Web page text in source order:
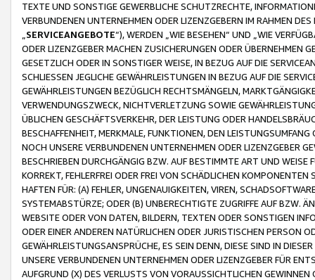
TEXTE UND SONSTIGE GEWERBLICHE SCHUTZRECHTE,
VERBUNDENEN UNTERNEHMEN ODER LIZENZGEBERN IM RAHMEN
SERVICEANGEBOTE“), WERDEN „WIE BESEHEN“ UND „WIE
ODER LIZENZGEBER MACHEN ZUSICHERUNGEN ODER ÜBERNEHMEN
GESETZLICH ODER IN SONSTIGER WEISE, IN BEZUG AUF DIE
SCHLIESSEN JEGLICHE GEWÄHRLEISTUNGEN IN BEZUG AUF DIE
GEWÄHRLEISTUNGEN BEZÜGLICH RECHTSMÄNGELN,
VERWENDUNGSZWECK, NICHTVERLETZUNG SOWIE
ÜBLICHEN GESCHÄFTSVERKEHR, DER LEISTUNG ODER
BESCHAFFENHEIT, MERKMALE, FUNKTIONEN, DEN
NOCH UNSERE VERBUNDENEN UNTERNEHMEN ODER LIZENZGEBER
BESCHRIEBEN DURCHGÄNGIG BZW. AUF BESTIMMTE ART UND
KORREKT, FEHLERFREI ODER FREI VON SCHÄDLICHEN
HAFTEN FÜR: (A) FEHLER, UNGENAUIGKEITEN, VIREN,
SYSTEMABSTÜRZE; ODER (B) UNBERECHTIGTE ZUGRIFFE AUF BZW.
WEBSITE ODER VON DATEN, BILDERN, TEXTEN ODER SONSTIGEN
ODER EINER ANDEREN NATÜRLICHEN ODER JURISTISCHEN PERSON
GEWÄHRLEISTUNGSANSPRÜCHE, ES SEIN DENN, DIESE SIND IN
UNSERE VERBUNDENEN UNTERNEHMEN ODER LIZENZGEBER FÜR
AUFGRUND (X) DES VERLUSTS VON VORAUSSICHTLICHEN